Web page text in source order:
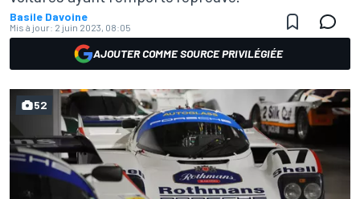
Basile Davoine
Mis à jour: 2 juin 2023, 08:05
AJOUTER COMME SOURCE PRIVILÉGIÉE
52